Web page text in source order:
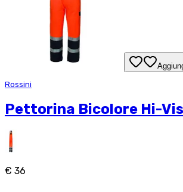
Rossini
Pettorina Bicolore Hi-Vis
€ 36